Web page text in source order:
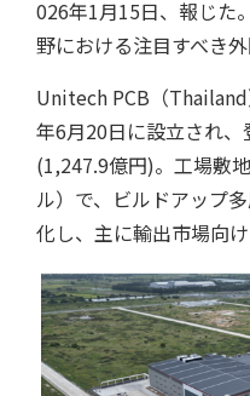
026年1月15日、報じた
野における注目すべき
Unitech PCB（
年6月20日に設立され
(1,247.9億円)。工場敷
ル）で、ビルドアップ
化し、主に輸出市場向け